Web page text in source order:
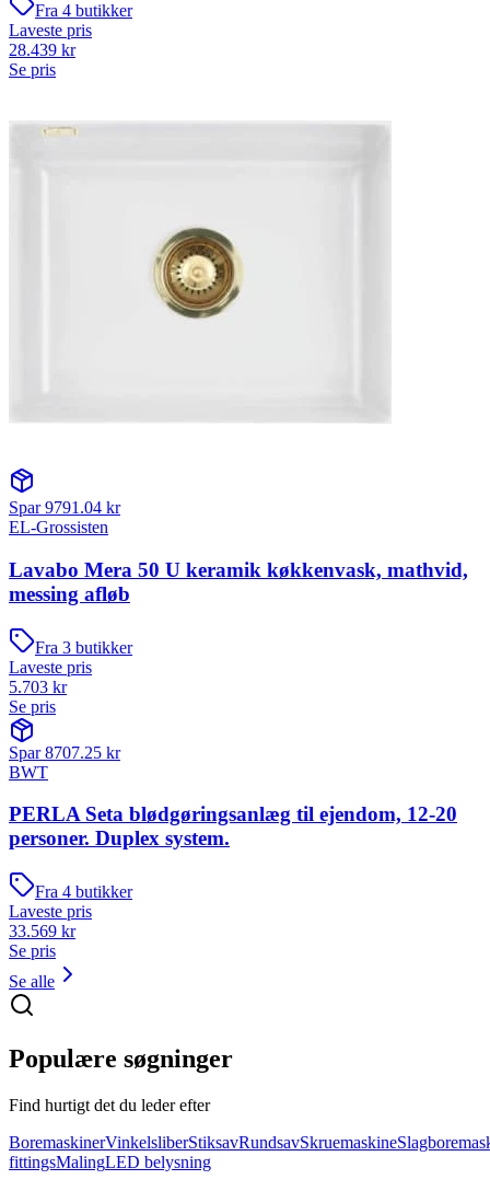
Fra 4 butikker
Laveste pris
28.439 kr
Se pris
Spar9791.04 kr
EL-Grossisten
Lavabo Mera 50 U keramik køkkenvask, mathvid,
messing afløb
Fra 3 butikker
Laveste pris
5.703 kr
Se pris
Spar8707.25 kr
BWT
PERLA Seta blødgøringsanlæg til ejendom, 12-20
personer. Duplex system.
Fra 4 butikker
Laveste pris
33.569 kr
Se pris
Se alle
Populære søgninger
Find hurtigt det du leder efter
BoremaskinerVinkelsliberStiksavRundsavSkruemaskine
fittingsMalingLED belysning